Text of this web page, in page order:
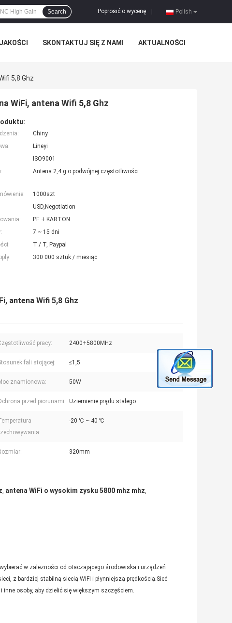
Polish
Poprosić o wycenę
Search
SKONTAKTUJ SIĘ Z NAMI AKTUALNOŚCI
5,8 Ghz
WiFi, antena Wifi 5,8 Ghz
Chiny
Lineyi
ISO9001
Antena 2,4 g o podwójnej częstotliwości
1000szt
USD,Negotiation
PE + KARTON
7 ~ 15 dni
T / T, Paypal
300 000 sztuk / miesiąc
antena Wifi 5,8 Ghz
pracy: 2400+5800MHz
fali stojącej: ≤1,5
znamionowa: 50W
przed piorunami: Uziemienie prądu stałego
-20 ℃ ~ 40 ℃
320mm
, antena WiFi o wysokim zysku 5800 mhz mhz,
w zależności od otaczającego środowiska i urządzeń
z bardziej stabilną siecią WIFI i płynniejszą prędkością.Sieć
inne osoby, aby dzielić się większym szczęściem.